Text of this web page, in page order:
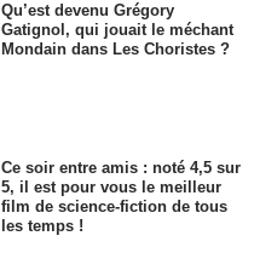
Qu’est devenu Grégory
Gatignol, qui jouait le méchant
Mondain dans Les Choristes ?
Ce soir entre amis : noté 4,5 sur
5, il est pour vous le meilleur
film de science-fiction de tous
les temps !